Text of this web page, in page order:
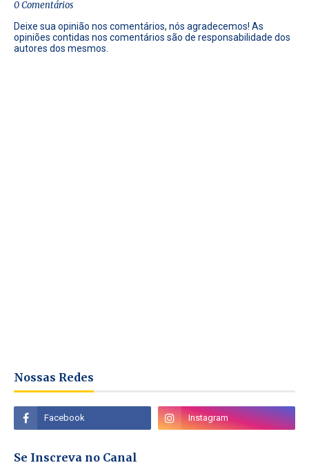
0 Comentários
Deixe sua opinião nos comentários, nós agradecemos! As
opiniões contidas nos comentários são de responsabilidade dos
autores dos mesmos.
Nossas Redes
Se Inscreva no Canal